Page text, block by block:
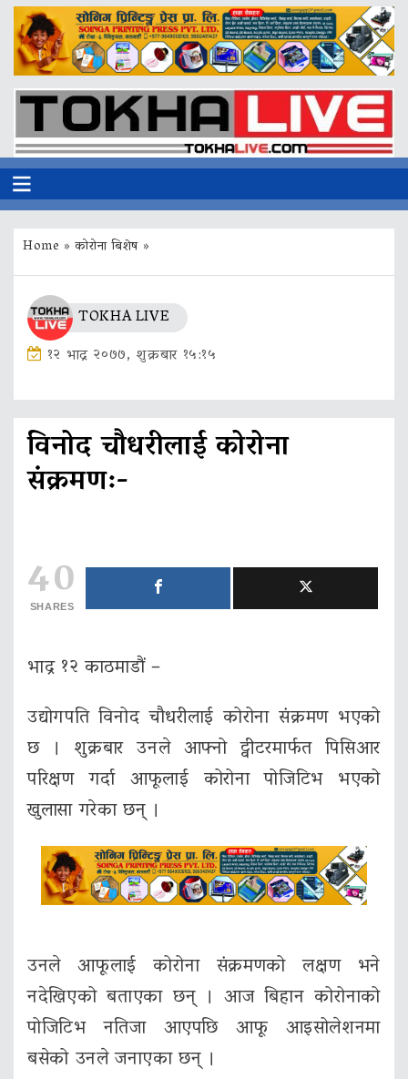
Home »कोरोना बिशेष»
TOKHA LIVE
१२ भाद्र २०७७, शुक्रबार १५:१५
विनोद चौधरीलाई कोरोना
संक्रमण:-
40
SHARES
भाद्र १२ काठमाडौं –
उद्योगपति विनोद चौधरीलाई कोरोना संक्रमण भएको
छ । शुक्रबार उनले आफ्नो ट्वीटरमार्फत पिसिआर
परिक्षण गर्दा आफूलाई कोरोना पोजिटिभ भएको
खुलासा गरेका छन् ।
उनले आफूलाई कोरोना संक्रमणको लक्षण भने
नदेखिएको बताएका छन् । आज बिहान कोरोनाको
पोजिटिभ नतिजा आएपछि आफू आइसोलेशनमा
बसेको उनले जनाएका छन् ।